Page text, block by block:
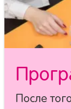
После